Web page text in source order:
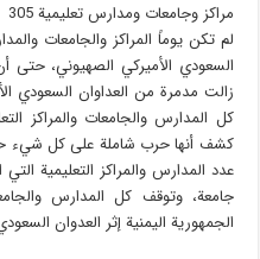
مراكز وجامعات ومدارس تعليمية 305
لم تكن يوماً المراكز والجامعات
السعودي الأميركي الصهيوني، حتى
كل المدارس والجامعات والمراكز
كشف أنها حرب شاملة على كل شيء
جامعة، وتوقف كل المدارس
الجمهورية اليمنية إثر العدوان